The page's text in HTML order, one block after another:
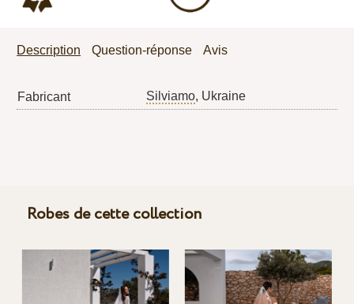
Description Question-réponse Avis
Fabricant Silviamo, Ukraine
Robes de cette collection